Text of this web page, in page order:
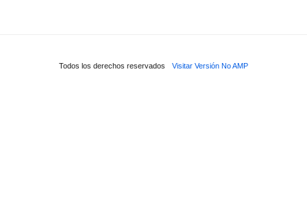
Todos los derechos reservados Visitar Versión No AMP